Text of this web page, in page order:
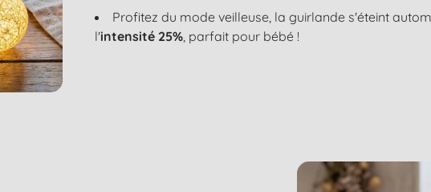
Profitez du mode veilleuse, la guirlande s'éteint
l'intensité 25%, parfait pour bébé !